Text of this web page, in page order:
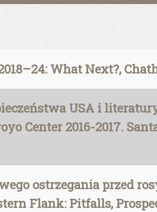
What Next?,
USA i
Center 2016-2017.
ostrzegania przed
Flank: Pitfalls,